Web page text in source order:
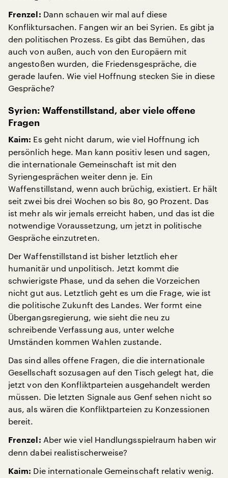
Frenzel: Dann schauen wir mal auf diese
Konfliktursachen. Fangen wir an bei Syrien. Es gibt ja
den politischen Prozess. Es gibt das Bemühen, das
auch von außen, auch von den Europäern mit
angestoßen wurden, die Friedensgespräche, die
gerade laufen. Wie viel Hoffnung stecken Sie in diese
Gespräche?
Syrien: Waffenstillstand, aber viele offene
Fragen
Kaim: Es geht nicht darum, wie viel Hoffnung ich
persönlich hege. Man kann positiv lesen und sagen,
die internationale Gemeinschaft ist mit den
Syriengesprächen weiter denn je. Ein
Waffenstillstand, wenn auch brüchig, existiert. Er hält
seit zwei bis drei Wochen so bis 80, 90 Prozent. Das
ist mehr als wir jemals erreicht haben, und das ist die
notwendige Voraussetzung, um jetzt in politische
Gespräche einzutreten.
Der Waffenstillstand ist bisher letztlich eher
humanitär und unpolitisch. Jetzt kommt die
schwierigste Phase, und da sehen die Vorzeichen
nicht gut aus. Letztlich geht es um die Frage, wie ist
die politische Zukunft des Landes. Wer formt eine
Übergangsregierung, wie sieht die neu zu
schreibende Verfassung aus, unter welche
Umständen kommen Wahlen zustande.
Das sind alles offene Fragen, die die internationale
Gesellschaft sozusagen auf den Tisch gelegt hat, die
jetzt von den Konfliktparteien ausgehandelt werden
müssen. Die letzten Signale aus Genf sehen nicht so
aus, als wären die Konfliktparteien zu Konzessionen
bereit.
Frenzel: Aber wie viel Handlungsspielraum haben wir
denn dabei realistischerweise?
Kaim: Die internationale Gemeinschaft relativ wenig.